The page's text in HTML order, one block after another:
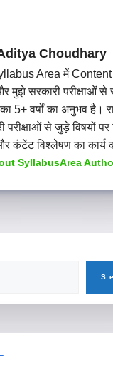
Choudhary
Area में
मुझे सरकारी परीक्षाओं से
5+ वर्षों का अनुभव है।
परीक्षाओं से जुड़े विषयों पर
कंटेंट विश्लेषण का कार्य
SyllabusArea